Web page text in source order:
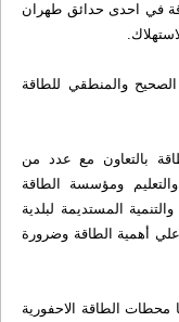
في احدى حدائق طهران
والمنطقي للطاقة
بالتعاون مع عدد من
ومؤسسة الطاقة
المستديمة لبلدية
أهمية الطاقة وضرورة
الطاقة الاحفورية